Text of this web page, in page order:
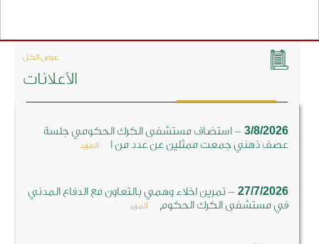
الأعلانات
عرض الكل
3/8/2026
-استضاف مستشفى الكرك الحكومي جلسة
عصف ذهني جمعت ممثلين عن عدد من ا
المزيد
27/7/2026
-تمرين اخلاء وهمي بالتعاون مع الدفاع المدني
في مستشفى الكرك الحكوم
المزيد